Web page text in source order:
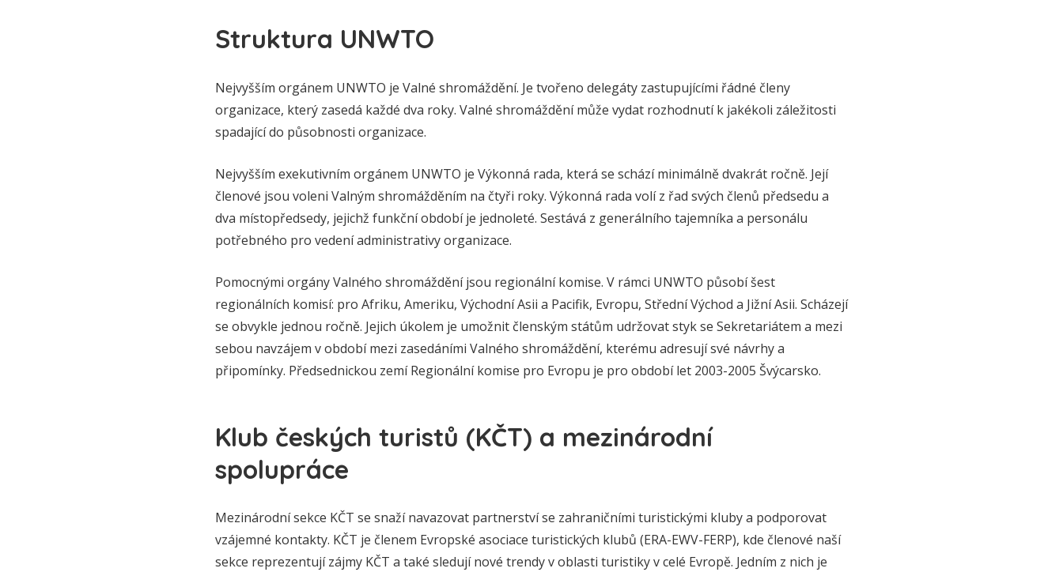
Struktura UNWTO
Nejvyšším orgánem UNWTO je Valné shromáždění. Je tvořeno delegáty zastupujícími řádné členy
organizace, který zasedá každé dva roky. Valné shromáždění může vydat rozhodnutí k jakékoli záležitosti
spadající do působnosti organizace.
Nejvyšším exekutivním orgánem UNWTO je Výkonná rada, která se schází minimálně dvakrát ročně. Její
členové jsou voleni Valným shromážděním na čtyři roky. Výkonná rada volí z řad svých členů předsedu a
dva místopředsedy, jejichž funkční období je jednoleté. Sestává z generálního tajemníka a personálu
potřebného pro vedení administrativy organizace.
Pomocnými orgány Valného shromáždění jsou regionální komise. V rámci UNWTO působí šest
regionálních komisí: pro Afriku, Ameriku, Východní Asii a Pacifik, Evropu, Střední Východ a Jižní Asii. Scházejí
se obvykle jednou ročně. Jejich úkolem je umožnit členským státům udržovat styk se Sekretariátem a mezi
sebou navzájem v období mezi zasedáními Valného shromáždění, kterému adresují své návrhy a
připomínky. Předsednickou zemí Regionální komise pro Evropu je pro období let 2003-2005 Švýcarsko.
Klub českých turistů (KČT) a mezinárodní
spolupráce
Mezinárodní sekce KČT se snaží navazovat partnerství se zahraničními turistickými kluby a podporovat
vzájemné kontakty. KČT je členem Evropské asociace turistických klubů (ERA-EWV-FERP), kde členové naší
sekce reprezentují zájmy KČT a také sledují nové trendy v oblasti turistiky v celé Evropě. Jedním z nich je